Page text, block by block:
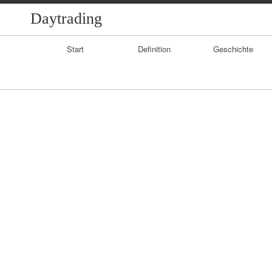
Daytrading
Start Definition Geschichte